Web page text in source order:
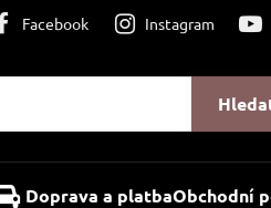
Facebook Instagram
Doprava a platbaObchodní